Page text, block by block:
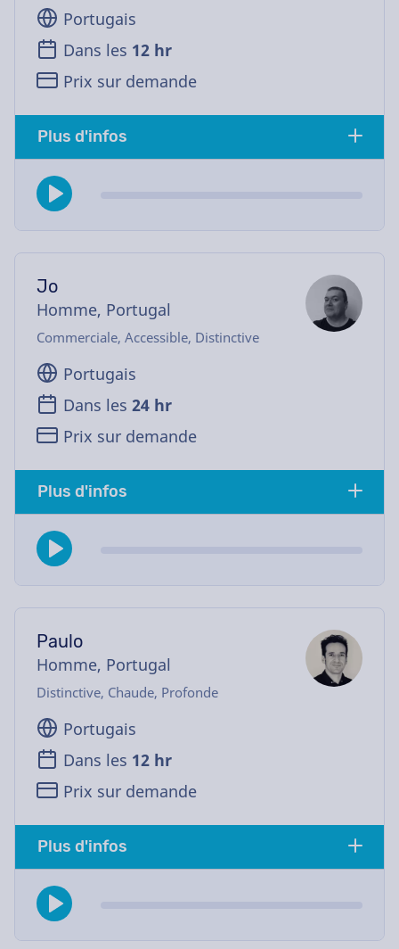
Portugais
Dans les 12 hr
Prix sur demande
Plus d'infos
Jo
Homme, Portugal
Commerciale, Accessible, Distinctive
Portugais
Dans les 24 hr
Prix sur demande
Plus d'infos
Paulo
Homme, Portugal
Distinctive, Chaude, Profonde
Portugais
Dans les 12 hr
Prix sur demande
Plus d'infos